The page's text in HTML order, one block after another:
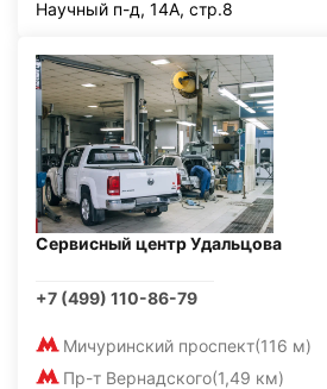
Научный п-д, 14А, стр.8
Сервисный центр Удальцова
+7 (499) 110-86-79
Мичуринский проспект(116 м)
Пр-т Вернадского(1,49 км)